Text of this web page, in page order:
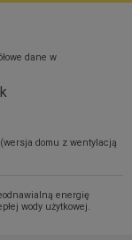
dane w
domu z wentylacją
energię
wody użytkowej.